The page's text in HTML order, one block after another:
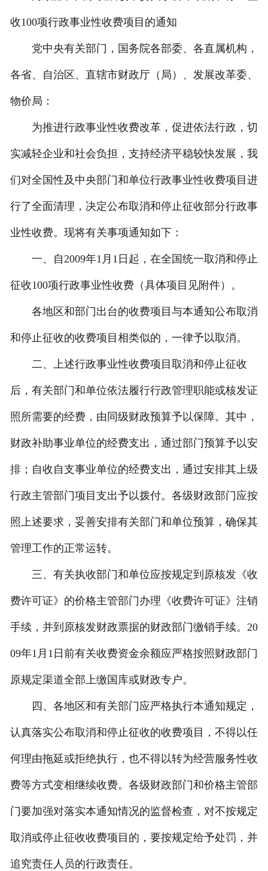
收100项行政事业性收费项目的通知
党中央有关部门，国务院各部委、各直属机构，
各省、自治区、直辖市财政厅（局）、发展改革委、
物价局：
为推进行政事业性收费改革，促进依法行政，切
实减轻企业和社会负担，支持经济平稳较快发展，我
们对全国性及中央部门和单位行政事业性收费项目进
行了全面清理，决定公布取消和停止征收部分行政事
业性收费。现将有关事项通知如下：
一、自2009年1月1日起，在全国统一取消和停止
征收100项行政事业性收费（具体项目见附件）。
各地区和部门出台的收费项目与本通知公布取消
和停止征收的收费项目相类似的，一律予以取消。
二、上述行政事业性收费项目取消和停止征收
后，有关部门和单位依法履行行政管理职能或核发证
照所需要的经费，由同级财政预算予以保障。其中，
财政补助事业单位的经费支出，通过部门预算予以安
排；自收自支事业单位的经费支出，通过安排其上级
行政主管部门项目支出予以拨付。各级财政部门应按
照上述要求，妥善安排有关部门和单位预算，确保其
管理工作的正常运转。
三、有关执收部门和单位应按规定到原核发《收
费许可证》的价格主管部门办理《收费许可证》注销
手续，并到原核发财政票据的财政部门缴销手续。20
09年1月1日前有关收费资金余额应严格按照财政部门
原规定渠道全部上缴国库或财政专户。
四、各地区和有关部门应严格执行本通知规定，
认真落实公布取消和停止征收的收费项目，不得以任
何理由拖延或拒绝执行，也不得以转为经营服务性收
费等方式变相继续收费。各级财政部门和价格主管部
门要加强对落实本通知情况的监督检查，对不按规定
取消或停止征收收费项目的，要按规定给予处罚，并
追究责任人员的行政责任。